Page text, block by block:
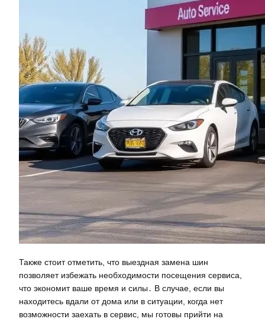
Также стоит отметить, что выездная замена шин
позволяет избежать необходимости посещения сервиса,
что экономит ваше время и силы․ В случае, если вы
находитесь вдали от дома или в ситуации, когда нет
возможности заехать в сервис, мы готовы прийти на